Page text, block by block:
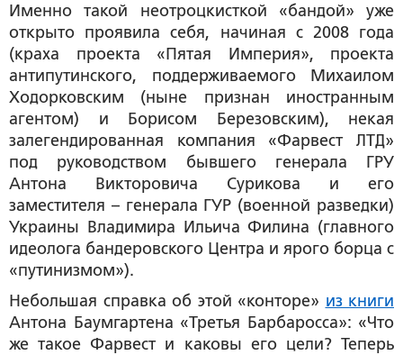
Именно такой неотроцкисткой «бандой» уже
открыто проявила себя, начиная с 2008 года
(краха проекта «Пятая Империя», проекта
антипутинского, поддерживаемого Михаилом
Ходорковским (ныне признан иностранным
агентом) и Борисом Березовским), некая
залегендированная компания «Фарвест ЛТД»
под руководством бывшего генерала ГРУ
Антона Викторовича Сурикова и его
заместителя – генерала ГУР (военной разведки)
Украины Владимира Ильича Филина (главного
идеолога бандеровского Центра и ярого борца с
«путинизмом»).
Небольшая справка об этой «конторе» из книги
Антона Баумгартена «Третья Барбаросса»: «Что
же такое Фарвест и каковы его цели? Теперь